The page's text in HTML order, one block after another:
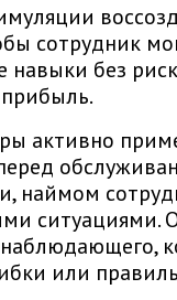
сотрудник
без
активно
наймом
ситуациями.
наблюдающего,
или